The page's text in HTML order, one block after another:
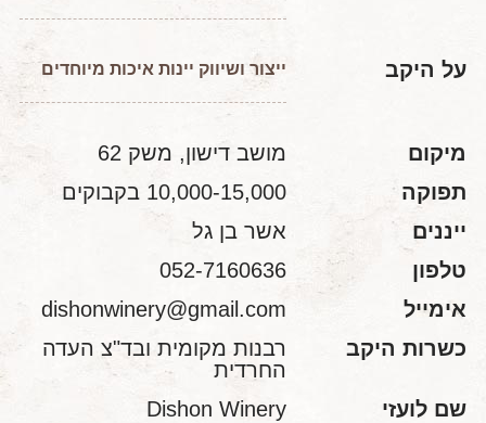
על היקב ייצור ושיווק יינות איכות מיוחדים
מיקום
מושב דישון, משק 62
תפוקה
10,000-15,000 בקבוקים
ייננים
אשר בן גל
טלפון
052-7160636
אימייל
dishonwinery@gmail.com
כשרות היקב
רבנות מקומית ובד"צ העדה
החרדית
שם לועזי
Dishon Winery